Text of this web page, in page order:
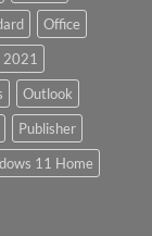
Office
2021
Outlook
Publisher
11 Home